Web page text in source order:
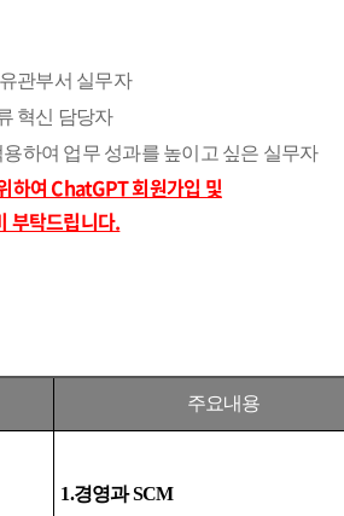
관부서 실무자
혁신 담당자
용하여 업무 성과를 높이고 싶은 실무자
하여 ChatGPT 회원가입 및
부탁드립니다.
주요내용
1.경영과SCM